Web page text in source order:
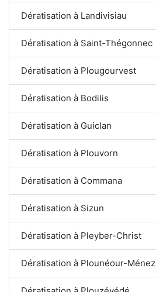
Dératisation à Landivisiau
Dératisation à Saint-Thégonnec
Dératisation à Plougourvest
Dératisation à Bodilis
Dératisation à Guiclan
Dératisation à Plouvorn
Dératisation à Commana
Dératisation à Sizun
Dératisation à Pleyber-Christ
Dératisation à Plounéour-Ménez